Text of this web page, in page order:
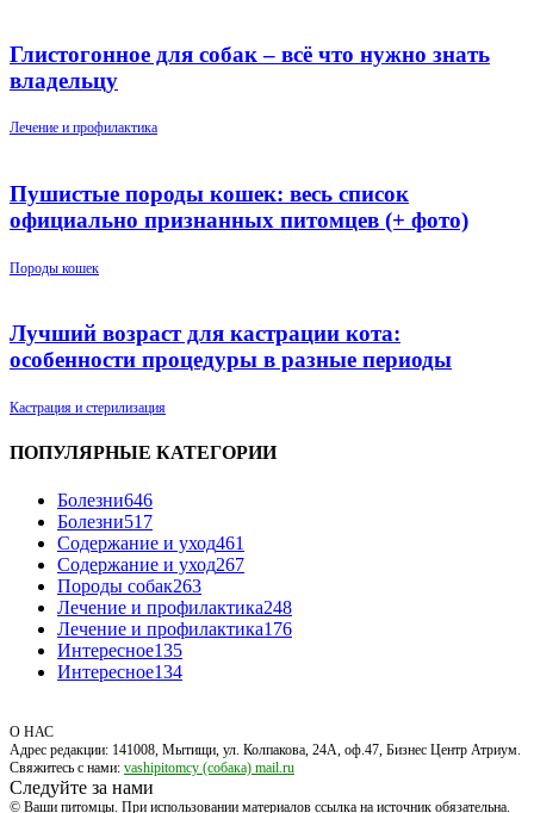
Глистогонное для собак – всё что нужно знать
владельцу
Лечение и профилактика
Пушистые породы кошек: весь список
официально признанных питомцев (+ фото)
Породы кошек
Лучший возраст для кастрации кота:
особенности процедуры в разные периоды
Кастрация и стерилизация
ПОПУЛЯРНЫЕ КАТЕГОРИИ
Болезни646
Болезни517
Содержание и уход461
Содержание и уход267
Породы собак263
Лечение и профилактика248
Лечение и профилактика176
Интересное135
Интересное134
О НАС
Адрес редакции: 141008, Мытищи, ул. Колпакова, 24А, оф.47, Бизнес Центр Атриум.
Свяжитесь с нами: vashipitomcy (собака) mail.ru
Следуйте за нами
© Ваши питомцы. При использовании материалов ссылка на источник обязательна.